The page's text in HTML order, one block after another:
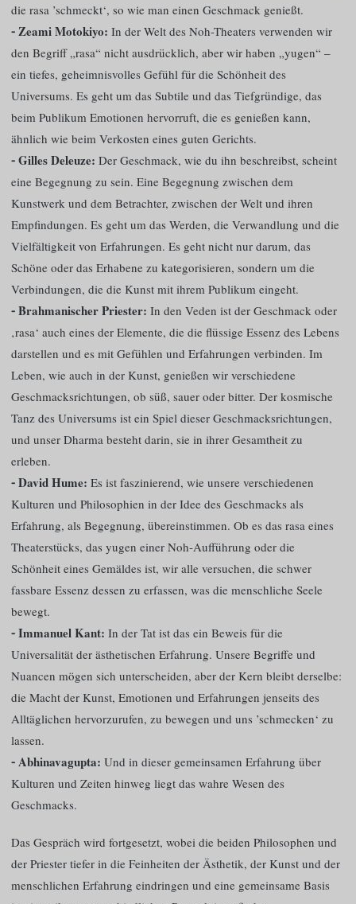
die rasa ’schmeckt‘, so wie man einen Geschmack genießt.
⁃ Zeami Motokiyo: In der Welt des Noh-Theaters verwenden wir
den Begriff „rasa“ nicht ausdrücklich, aber wir haben „yugen“ –
ein tiefes, geheimnisvolles Gefühl für die Schönheit des
Universums. Es geht um das Subtile und das Tiefgründige, das
beim Publikum Emotionen hervorruft, die es genießen kann,
ähnlich wie beim Verkosten eines guten Gerichts.
⁃ Gilles Deleuze: Der Geschmack, wie du ihn beschreibst, scheint
eine Begegnung zu sein. Eine Begegnung zwischen dem
Kunstwerk und dem Betrachter, zwischen der Welt und ihren
Empfindungen. Es geht um das Werden, die Verwandlung und die
Vielfältigkeit von Erfahrungen. Es geht nicht nur darum, das
Schöne oder das Erhabene zu kategorisieren, sondern um die
Verbindungen, die die Kunst mit ihrem Publikum eingeht.
⁃ Brahmanischer Priester: In den Veden ist der Geschmack oder
‚rasa‘ auch eines der Elemente, die die flüssige Essenz des Lebens
darstellen und es mit Gefühlen und Erfahrungen verbinden. Im
Leben, wie auch in der Kunst, genießen wir verschiedene
Geschmacksrichtungen, ob süß, sauer oder bitter. Der kosmische
Tanz des Universums ist ein Spiel dieser Geschmacksrichtungen,
und unser Dharma besteht darin, sie in ihrer Gesamtheit zu
erleben.
⁃ David Hume: Es ist faszinierend, wie unsere verschiedenen
Kulturen und Philosophien in der Idee des Geschmacks als
Erfahrung, als Begegnung, übereinstimmen. Ob es das rasa eines
Theaterstücks, das yugen einer Noh-Aufführung oder die
Schönheit eines Gemäldes ist, wir alle versuchen, die schwer
fassbare Essenz dessen zu erfassen, was die menschliche Seele
bewegt.
⁃ Immanuel Kant: In der Tat ist das ein Beweis für die
Universalität der ästhetischen Erfahrung. Unsere Begriffe und
Nuancen mögen sich unterscheiden, aber der Kern bleibt derselbe:
die Macht der Kunst, Emotionen und Erfahrungen jenseits des
Alltäglichen hervorzurufen, zu bewegen und uns ’schmecken‘ zu
lassen.
⁃ Abhinavagupta: Und in dieser gemeinsamen Erfahrung über
Kulturen und Zeiten hinweg liegt das wahre Wesen des
Geschmacks.
Das Gespräch wird fortgesetzt, wobei die beiden Philosophen und
der Priester tiefer in die Feinheiten der Ästhetik, der Kunst und der
menschlichen Erfahrung eindringen und eine gemeinsame Basis